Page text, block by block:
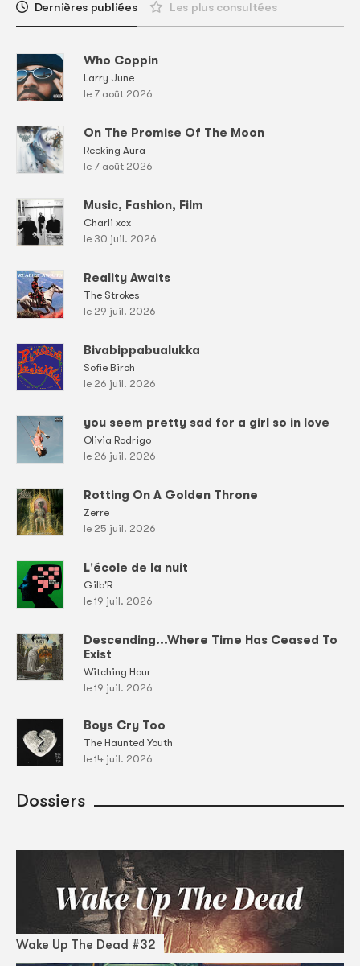
Dernières publiées Les plus consultées
Who Coppin
Larry June
le 7 août 2026
On The Promise Of The Moon
Reeking Aura
le 7 août 2026
Music, Fashion, Film
Charli xcx
le 30 juil. 2026
Reality Awaits
The Strokes
le 29 juil. 2026
Bivabippabualukka
Sofie Birch
le 26 juil. 2026
you seem pretty sad for a girl so in love
Olivia Rodrigo
le 26 juil. 2026
Rotting On A Golden Throne
Zerre
le 25 juil. 2026
L'école de la nuit
Gilb'R
le 19 juil. 2026
Descending...Where Time Has Ceased To
Exist
Witching Hour
le 19 juil. 2026
Boys Cry Too
The Haunted Youth
le 14 juil. 2026
Dossiers
Wake Up The Dead #32